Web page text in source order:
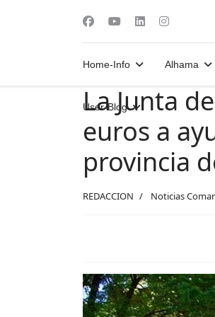
Home-Info Alhama
User-Blog
La Junta
euros a
provincia
REDACCION Noticias